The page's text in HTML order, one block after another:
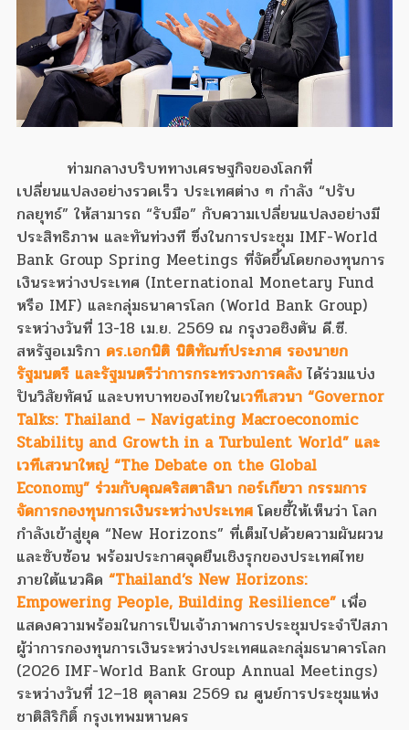
ท่ามกลางบริบททางเศรษฐกิจของโลกที่
เปลี่ยนแปลงอย่างรวดเร็ว ประเทศต่าง ๆ กำลัง “ปรับ
กลยุทธ์” ให้สามารถ “รับมือ” กับความเปลี่ยนแปลงอย่างมี
ประสิทธิภาพ และทันท่วงที ซึ่งในการประชุม IMF-World
Bank Group Spring Meetings ที่จัดขึ้นโดยกองทุนการ
เงินระหว่างประเทศ (International Monetary Fund
หรือ IMF) และกลุ่มธนาคารโลก (World Bank Group)
ระหว่างวันที่ 13-18 เม.ย. 2569 ณ กรุงวอชิงตัน ดี.ซี.
สหรัฐอเมริกา ดร.เอกนิติ นิติทัณฑ์ประภาศ รองนายก
รัฐมนตรี และรัฐมนตรีว่าการกระทรวงการคลังได้ร่วมแบ่ง
ปันวิสัยทัศน์ และบทบาทของไทยในเวทีเสวนา “Governor
Talks: Thailand – Navigating Macroeconomic
Stability and Growth in a Turbulent World” และ
เวทีเสวนาใหญ่ “The Debate on the Global
Economy” ร่วมกับคุณคริสตาลินา กอร์เกียวา กรรมการ
จัดการกองทุนการเงินระหว่างประเทศโดยชี้ให้เห็นว่า โลก
กำลังเข้าสู่ยุค “New Horizons” ที่เต็มไปด้วยความผันผวน
และซับซ้อน พร้อมประกาศจุดยืนเชิงรุกของประเทศไทย
ภายใต้แนวคิด “Thailand’s New Horizons:
Empowering People, Building Resilience” เพื่อ
แสดงความพร้อมในการเป็นเจ้าภาพการประชุมประจำปีสภา
ผู้ว่าการกองทุนการเงินระหว่างประเทศและกลุ่มธนาคารโลก
(2026 IMF-World Bank Group Annual Meetings)
ระหว่างวันที่ 12–18 ตุลาคม 2569 ณ ศูนย์การประชุมแห่ง
ชาติสิริกิติ์ กรุงเทพมหานคร